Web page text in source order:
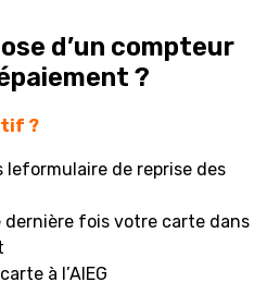
d’un compteur
?
?
leformulaire de reprise des
dernière fois votre carte dans
à l’AIEG